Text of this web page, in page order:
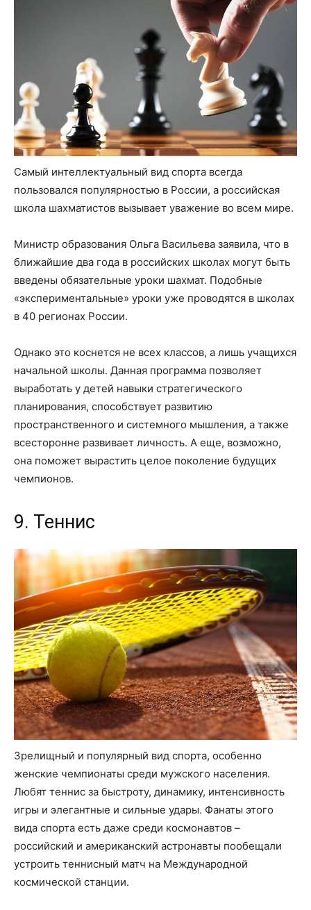
Самый интеллектуальный вид спорта всегда
пользовался популярностью в России, а российская
школа шахматистов вызывает уважение во всем мире.
Министр образования Ольга Васильева заявила, что в
ближайшие два года в российских школах могут быть
введены обязательные уроки шахмат. Подобные
«экспериментальные» уроки уже проводятся в школах
в 40 регионах России.
Однако это коснется не всех классов, а лишь учащихся
начальной школы. Данная программа позволяет
выработать у детей навыки стратегического
планирования, способствует развитию
пространственного и системного мышления, а также
всесторонне развивает личность. А еще, возможно,
она поможет вырастить целое поколение будущих
чемпионов.
9. Теннис
Зрелищный и популярный вид спорта, особенно
женские чемпионаты среди мужского населения.
Любят теннис за быстроту, динамику, интенсивность
игры и элегантные и сильные удары. Фанаты этого
вида спорта есть даже среди космонавтов –
российский и американский астронавты пообещали
устроить теннисный матч на Международной
космической станции.